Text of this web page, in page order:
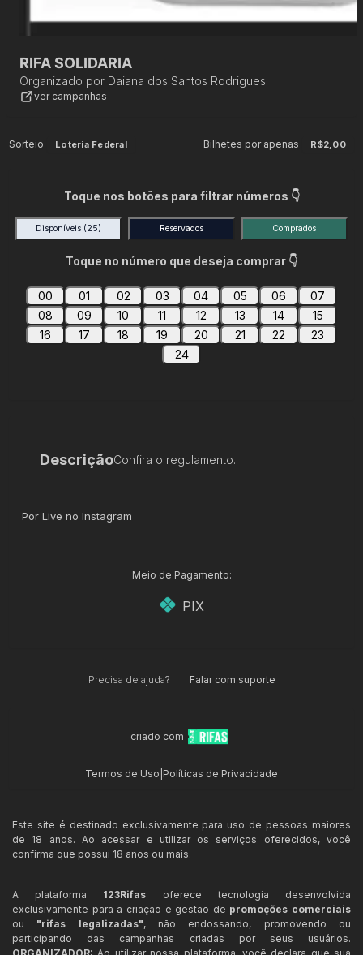
RIFA SOLIDARIA
Organizado por Daiana dos Santos Rodrigues
ver campanhas
Sorteio Loteria Federal Bilhetes por apenas R$2,00
Toque nos botões para filtrar números 👇
Disponíveis (25) Reservados Comprados
Toque no número que deseja comprar 👇
00 01 02 03 04 05 06
07
08
09 10 11 12 13 14
15
16
17 18 19 20 21 22
23
24
DescriçãoConfira o regulamento.
Por Live no Instagram
Meio de Pagamento:
PIX
Precisa de ajuda? Falar com suporte
criado com
Termos de Uso Políticas de Privacidade
Este site é destinado exclusivamente para uso de pessoas maiores
de 18 anos. Ao acessar e utilizar os serviços oferecidos, você
confirma que possui 18 anos ou mais.
A plataforma 123Rifas oferece tecnologia desenvolvida
exclusivamente para a criação e gestão de promoções comerciais
ou "rifas legalizadas", não endossando, promovendo ou
participando das campanhas criadas por seus usuários.